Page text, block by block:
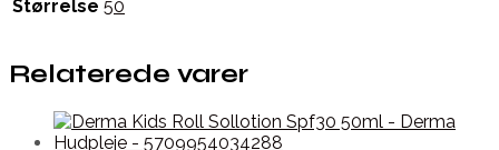
Størrelse 50
Relaterede varer